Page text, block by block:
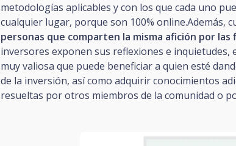
metodologías aplicables y con los que cada uno
cualquier lugar, porque son 100% online.Además,
personas que comparten la misma afición por las
inversores exponen sus reflexiones e inquietudes,
muy valiosa que puede beneficiar a quien esté
de la inversión, así como adquirir conocimientos
resueltas por otros miembros de la comunidad o